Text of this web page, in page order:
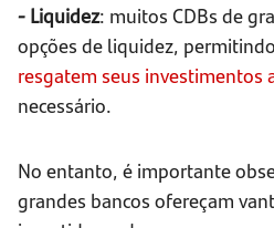
- Liquidez: muitos CDBs de
opções de liquidez,
resgatem seus investimentos
necessário.
No entanto, é importante
grandes bancos ofereçam